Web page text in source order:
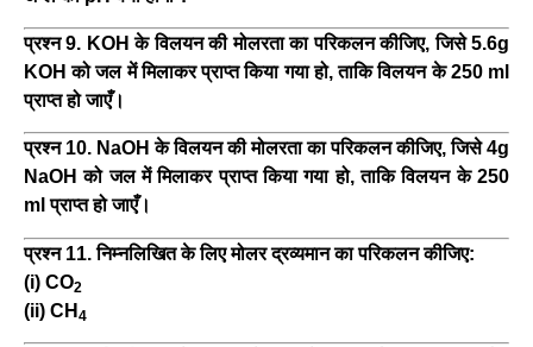
प्रश्न 9. KOH के विलयन की मोलरता का परिकलन कीजिए, जिसे 5.6g
KOH को जल में मिलाकर प्राप्त किया गया हो, ताकि विलयन के 250 ml
प्राप्त हो जाएँ।
प्रश्न 10. NaOH के विलयन की मोलरता का परिकलन कीजिए, जिसे 4g
NaOH को जल में मिलाकर प्राप्त किया गया हो, ताकि विलयन के 250
ml प्राप्त हो जाएँ।
प्रश्न 11. निम्नलिखित के लिए मोलर द्रव्यमान का परिकलन कीजिए:
(i) CO2
(ii) CH 4